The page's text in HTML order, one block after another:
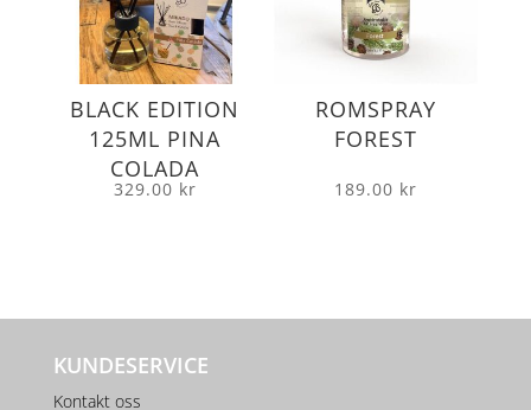
BLACK EDITION
125ML PINA
COLADA
329.00 kr
ROMSPRAY
FOREST
189.00 kr
KUNDESERVICE
Kontakt oss